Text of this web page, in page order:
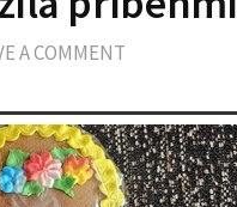
A COMMENT